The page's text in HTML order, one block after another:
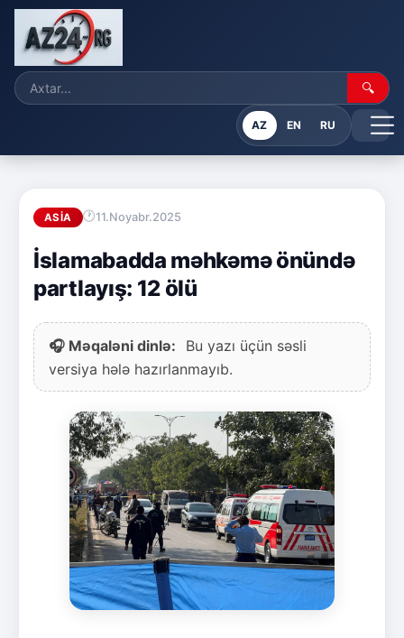
🔍
AZ EN RU
ASIA 11.Noyabr.2025
İslamabadda məhkəmə önündə
partlayış: 12 ölü
🎧 Məqaləni dinlə:
Bu yazı üçün səsli
versiya hələ hazırlanmayıb.